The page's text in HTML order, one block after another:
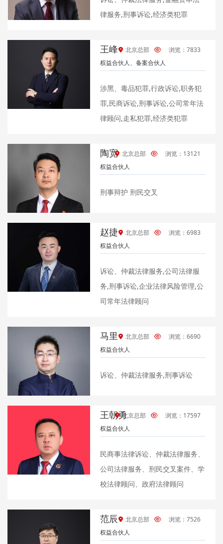
律服务,刑事诉讼,经济类犯罪
王峰
权益合伙人、备案合伙人
北京总部 浏览：7833
涉黑、毒品犯罪,行政诉讼,职务犯
罪,民商诉讼,刑事诉讼,公司常年法
律顾问,走私犯罪,经济类犯罪
陶宽
权益合伙人
北京总部 浏览：13121
刑事辩护 刑民交叉
赵捷
权益合伙人
北京总部 浏览：6983
诉讼、仲裁法律服务,公司法律服
务,刑事诉讼,企业法律风险管理,公
司常年法律顾问
马里
权益合伙人
北京总部 浏览：6690
诉讼、仲裁法律服务,刑事诉讼
王朝勇
权益合伙人
北京总部 浏览：17597
民商事法律诉讼、仲裁法律服务、
公司法律服务、刑民交叉案件、学
校法律顾问、政府法律顾问
范辰
权益合伙人
北京总部 浏览：7526